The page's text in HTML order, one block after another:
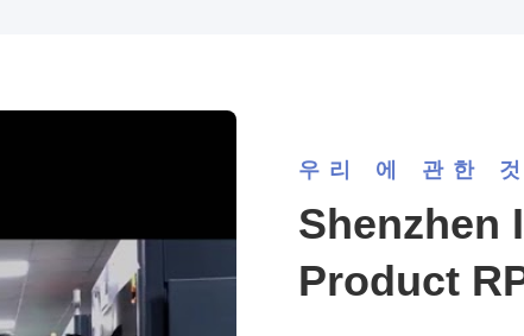
우리 에 관한 것
Shenzhen
Product